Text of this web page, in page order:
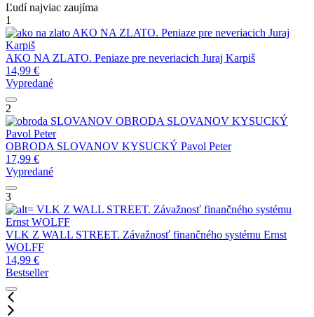
Ľudí najviac zaujíma
1
AKO NA ZLATO. Peniaze pre neveriacich Juraj
Karpiš
AKO NA ZLATO. Peniaze pre neveriacich Juraj Karpiš
14,99 €
Vypredané
2
OBRODA SLOVANOV KYSUCKÝ
Pavol Peter
OBRODA SLOVANOV KYSUCKÝ Pavol Peter
17,99 €
Vypredané
3
VLK Z WALL STREET. Závažnosť finančného systému
Ernst WOLFF
VLK Z WALL STREET. Závažnosť finančného systému Ernst
WOLFF
14,99 €
Bestseller